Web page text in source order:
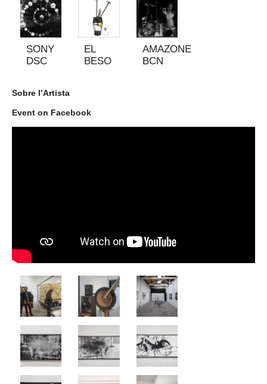
SONY
DSC
EL
BESO
AMAZONE
BCN
Sobre l’Artista
Event on Facebook